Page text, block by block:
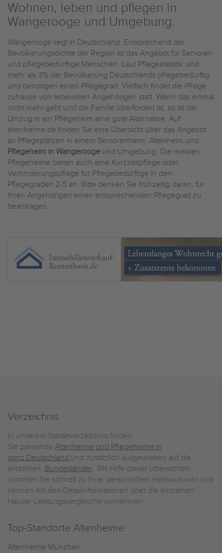
Wohnen, leben und pflegen in
Wangerooge und Umgebung.
Wangerooge liegt in Deutschland. Entsprechend der
Bevölkerungsdichte der Region ist das Angebot für Senioren
und pflegebedürftige Menschen. Laut Pflegestatistik sind
mehr als 3% der Bevölkerung Deutschlands pflegebedürftig
und benötigen einen Pflegegrad. Vielfach findet die Pflege
zuhause von liebevollen Angehörigen statt. Wenn das einmal
nicht mehr geht und die Familie überfordert ist, so ist der
Umzug in ein Pflegeheim eine gute Alternative. Auf
altenheime.de finden Sie eine Übersicht über das Angebot
an Pflegeplätzen in einem Seniorenheim, Altenheim und
Pflegeheim in Wangerooge und Umgebung. Die meisten
Pflegeheime bieten auch eine Kurzzeitpflege oder
Verhinderungspflege für Pflegebedürftige in den
Pflegegraden 2-5 an. Bitte denken Sie frühzeitig daran, für
Ihren Angehörigen einen entsprechenden Pflegegrad zu
beantragen.
Verzeichnis
In unserem Städteverzeichnis finden
Sie passende Altenheime und Pflegeheime in
ganz Deutschland und zusätzlich ausgewiesen auf die
einzelnen Bundesländer. Mit Hilfe dieser Übersichten
kommen Sie schnell zu Ihrer persönlichen Heimauswahl und
können mit den Detailinformationen über die einzelnen
Häuser Leistungsvergleiche vornehmen.
Top-Standorte Altenheime
Altenheime München